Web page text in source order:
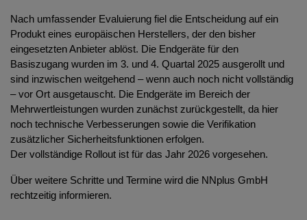
Nach umfassender Evaluierung fiel die Entscheidung auf ein
Produkt eines europäischen Herstellers, der den bisher
eingesetzten Anbieter ablöst. Die Endgeräte für den
Basiszugang wurden im 3. und 4. Quartal 2025 ausgerollt und
sind inzwischen weitgehend – wenn auch noch nicht vollständig
– vor Ort ausgetauscht. Die Endgeräte im Bereich der
Mehrwertleistungen wurden zunächst zurückgestellt, da hier
noch technische Verbesserungen sowie die Verifikation
zusätzlicher Sicherheitsfunktionen erfolgen.
Der vollständige Rollout ist für das Jahr 2026 vorgesehen.
Über weitere Schritte und Termine wird die NNplus GmbH
rechtzeitig informieren.